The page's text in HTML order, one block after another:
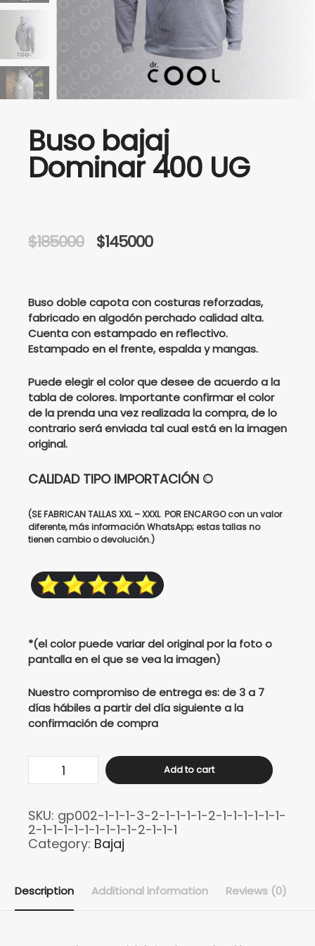
Buso bajaj
Dominar 400 UG
$185000
Original
was:
$185000.
$145000Current
is:
$145000.
Buso doble capota con costuras reforzadas,
fabricado en algodón perchado calidad alta.
Cuenta con estampado en reflectivo.
Estampado en el frente, espalda y mangas.
Puede elegir el color que desee de acuerdo a la
tabla de colores. Importante confirmar el color
de la prenda una vez realizada la compra, de lo
contrario será enviada tal cual está en la imagen
original.
CALIDAD TIPO IMPORTACIÓN ©
(SE FABRICAN TALLAS XXL – XXXL POR ENCARGO con un valor
diferente, más información WhatsApp; estas tallas no
tienen cambio o devolución.)
*(el color puede variar del original por la foto o
pantalla en el que se vea la imagen)
Nuestro compromiso de entrega es: de 3 a 7
días hábiles a partir del día siguiente a la
confirmación de compra
bajaj
400
UG
Add to cart
SKU: gp002-1-1-1-3-2-1-1-1-1-2-1-1-1-1-1-1-
2-1-1-1-1-1-1-1-1-1-2-1-1-1
Category: Bajaj
Description Additional information Reviews (0)